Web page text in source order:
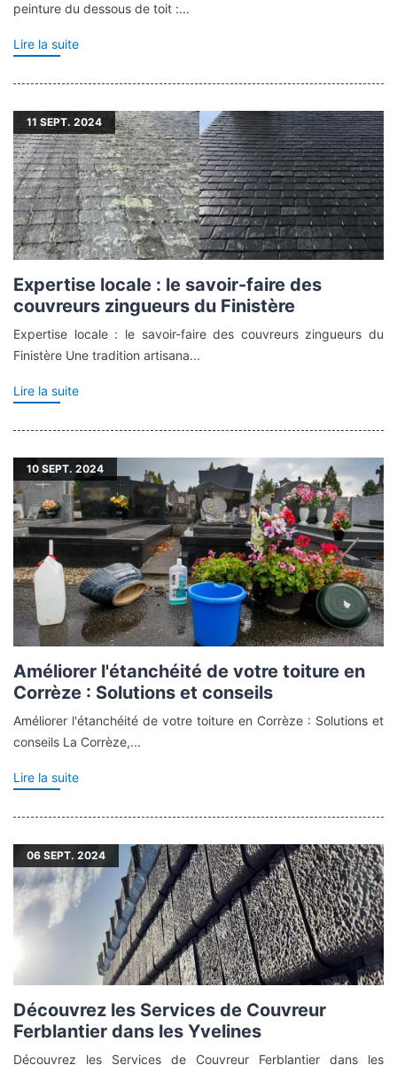
peinture du dessous de toit :...
Lire la suite
11 SEPT. 2024
Expertise locale : le savoir-faire des
couvreurs zingueurs du Finistère
Expertise locale : le savoir-faire des couvreurs zingueurs du
Finistère Une tradition artisana...
Lire la suite
10 SEPT. 2024
Améliorer l'étanchéité de votre toiture en
Corrèze : Solutions et conseils
Améliorer l'étanchéité de votre toiture en Corrèze : Solutions et
conseils La Corrèze,...
Lire la suite
06 SEPT. 2024
Découvrez les Services de Couvreur
Ferblantier dans les Yvelines
Découvrez les Services de Couvreur Ferblantier dans les